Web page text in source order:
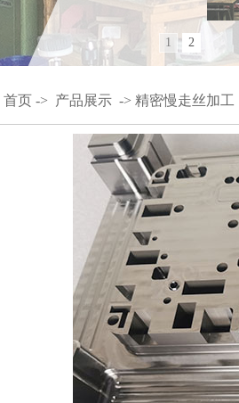
1 2
首页 -> 产品展示 -> 精密慢走丝加工